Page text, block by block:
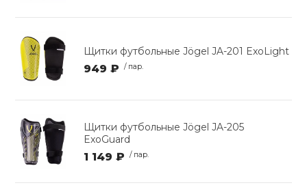
Щитки футбольные Jögel JA-201 ExoLight
949 ₽ / пар.
Щитки футбольные Jögel JA-205
ExoGuard
1 149 ₽ / пар.